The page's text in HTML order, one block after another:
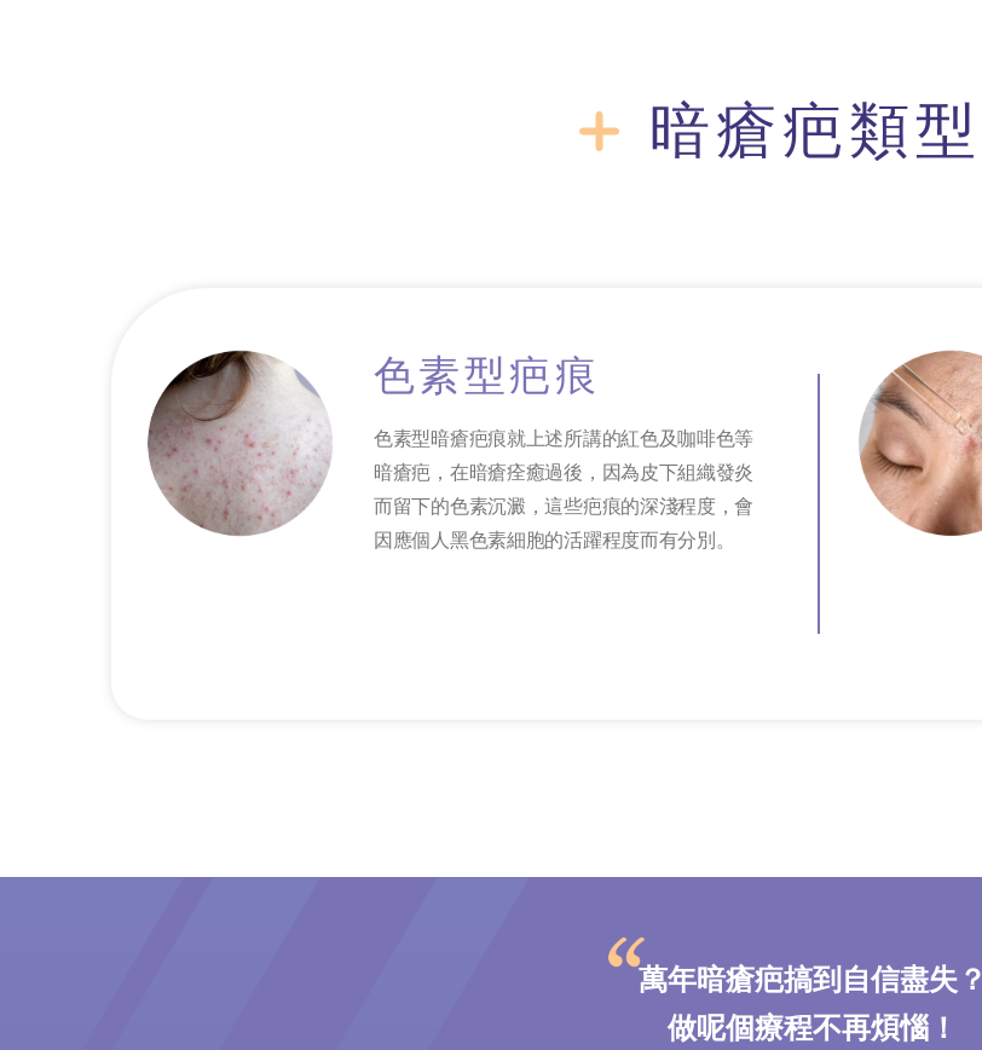
暗瘡疤類型
色素型疤痕
色素型暗瘡疤痕就上述所講的紅色及咖啡色等
暗瘡疤，在暗瘡痊癒過後，因為皮下組織發炎
而留下的色素沉澱，這些疤痕的深淺程度，會
因應個人黑色素細胞的活躍程度而有分別。
萬年暗瘡疤搞到自信盡失？
做呢個療程不再煩惱！